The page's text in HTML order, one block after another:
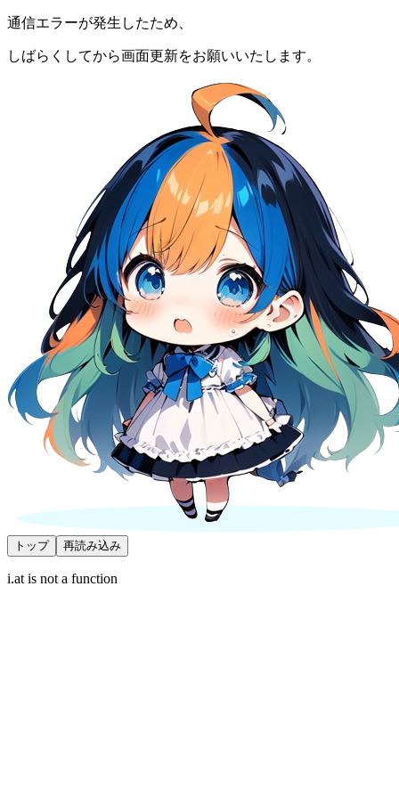
通信エラーが発生したため、
しばらくしてから画面更新をお願いいたします。
トップ 再読み込み
i.at is not a function